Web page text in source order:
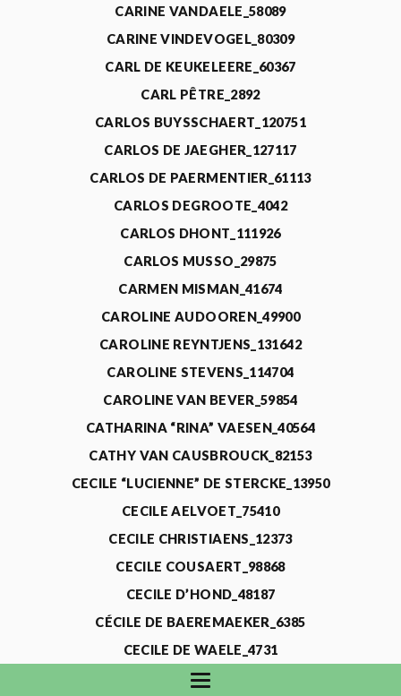
CARINE VANDAELE_58089
CARINE VINDEVOGEL_80309
CARL DE KEUKELEERE_60367
CARL PÊTRE_2892
CARLOS BUYSSCHAERT_120751
CARLOS DE JAEGHER_127117
CARLOS DE PAERMENTIER_61113
CARLOS DEGROOTE_4042
CARLOS DHONT_111926
CARLOS MUSSO_29875
CARMEN MISMAN_41674
CAROLINE AUDOOREN_49900
CAROLINE REYNTJENS_131642
CAROLINE STEVENS_114704
CAROLINE VAN BEVER_59854
CATHARINA “RINA” VAESEN_40564
CATHY VAN CAUSBROUCK_82153
CECILE “LUCIENNE” DE STERCKE_13950
CECILE AELVOET_75410
CECILE CHRISTIAENS_12373
CECILE COUSAERT_98868
CECILE D’HOND_48187
CÉCILE DE BAEREMAEKER_6385
CECILE DE WAELE_4731
CECILE DEVOS_115318